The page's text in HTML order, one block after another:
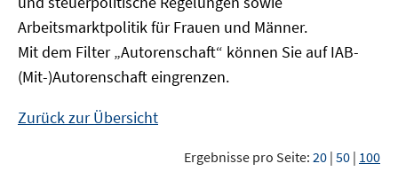
Arbeitsmarktpolitik für Frauen und Männer.
Mit dem Filter „Autorenschaft“ können Sie auf IAB-
(Mit-)Autorenschaft eingrenzen.
Zurück zur Übersicht
Ergebnisse pro Seite: 20 | 50 | 100